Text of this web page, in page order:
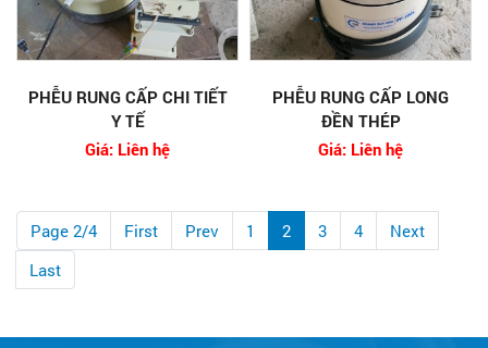
PHỄU RUNG CẤP CHI TIẾT
Y TẾ
Giá: Liên hệ
PHỄU RUNG CẤP LONG
ĐỀN THÉP
Giá: Liên hệ
Page 2/4 First Prev 1 2 3 4
Next
Last